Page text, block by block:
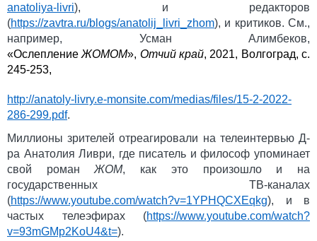
anatoliya-livri), и редакторов
(https://zavtra.ru/blogs/anatolij_livri_zhom), и критиков. См.,
например, Усман Алимбеков,
«Ослепление ЖОМОМ», Отчий край, 2021, Волгоград, с.
245-253,
http://anatoly-livry.e-monsite.com/medias/files/15-2-2022-
286-299.pdf.
Миллионы зрителей отреагировали на телеинтервью Д-
ра Анатолия Ливри, где писатель и философ упоминает
свой романЖОМ, как это произошло и на
государственных ТВ-каналах
(https://www.youtube.com/watch?v=1YPHQCXEqkg), и в
частых телеэфирах (https://www.youtube.com/watch?
v=93mGMp2KoU4&t=).